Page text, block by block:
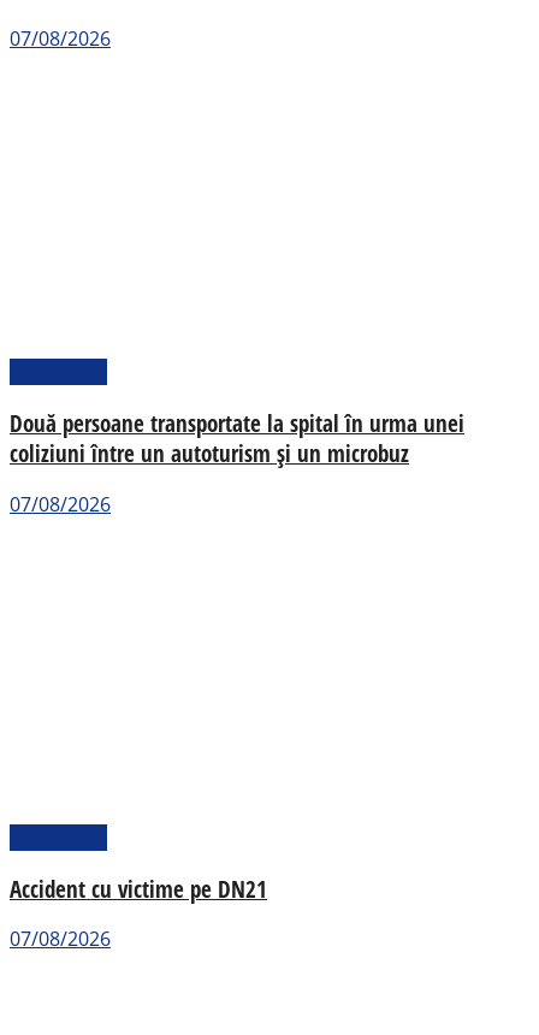
07/08/2026
Două persoane transportate la spital în urma unei
coliziuni între un autoturism și un microbuz
07/08/2026
Accident cu victime pe DN21
07/08/2026